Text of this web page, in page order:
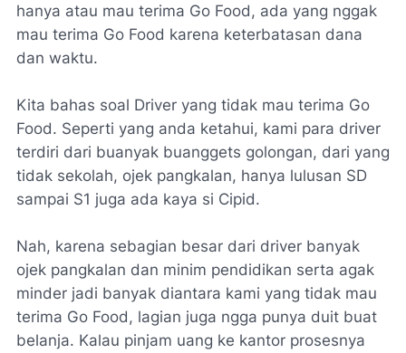
hanya atau mau terima Go Food, ada yang nggak
mau terima Go Food karena keterbatasan dana
dan waktu.
Kita bahas soal Driver yang tidak mau terima Go
Food. Seperti yang anda ketahui, kami para driver
terdiri dari buanyak buanggets golongan, dari yang
tidak sekolah, ojek pangkalan, hanya lulusan SD
sampai S1 juga ada kaya si Cipid.
Nah, karena sebagian besar dari driver banyak
ojek pangkalan dan minim pendidikan serta agak
minder jadi banyak diantara kami yang tidak mau
terima Go Food, lagian juga ngga punya duit buat
belanja. Kalau pinjam uang ke kantor prosesnya